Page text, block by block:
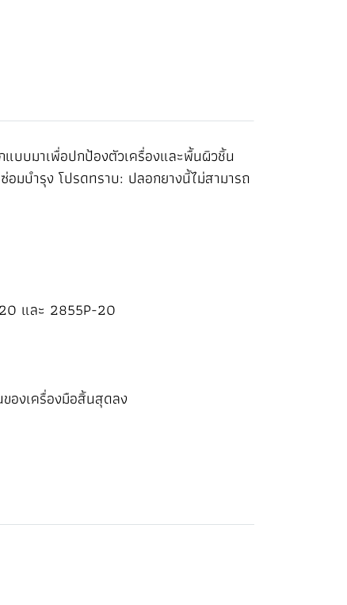
บบมาเพื่อปกป้องตัวเครื่องและพื้นผิวชิ้น
มบำรุง โปรดทราบ: ปลอกยางนี้ไม่สามารถ
และ 2855P-20
องเครื่องมือสิ้นสุดลง